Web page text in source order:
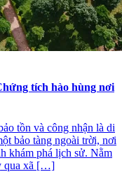
tích hào hùng nơi
tồn và công nhận là di
bảo tàng ngoài trời, nơi
khám phá lịch sử. Nằm
qua xã […]